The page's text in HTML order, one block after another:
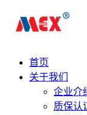
首页
关于我们
企业介
质保认